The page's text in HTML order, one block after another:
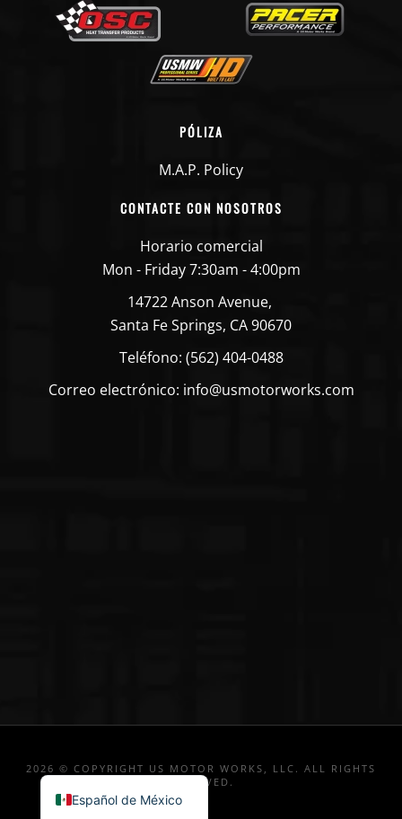
PÓLIZA
M.A.P. Policy
CONTACTE CON NOSOTROS
Horario comercial
Mon - Friday 7:30am - 4:00pm
14722 Anson Avenue,
Santa Fe Springs, CA 90670
Teléfono: (562) 404-0488
Correo electrónico: info@usmotorworks.com
2026 © COPYRIGHT US MOTOR WORKS, LLC. ALL RIGHTS
RESERVED.
Español de México